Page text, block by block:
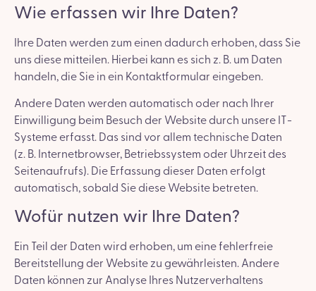
Wie erfassen wir Ihre Daten?
Ihre Daten werden zum einen dadurch erhoben, dass Sie
uns diese mitteilen. Hierbei kann es sich z. B. um Daten
handeln, die Sie in ein Kontaktformular eingeben.
Andere Daten werden automatisch oder nach Ihrer
Einwilligung beim Besuch der Website durch unsere IT-
Systeme erfasst. Das sind vor allem technische Daten
(z. B. Internetbrowser, Betriebssystem oder Uhrzeit des
Seitenaufrufs). Die Erfassung dieser Daten erfolgt
automatisch, sobald Sie diese Website betreten.
Wofür nutzen wir Ihre Daten?
Ein Teil der Daten wird erhoben, um eine fehlerfreie
Bereitstellung der Website zu gewährleisten. Andere
Daten können zur Analyse Ihres Nutzerverhaltens